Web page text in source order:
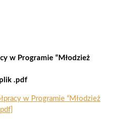
w Programie “Młodzież
.pdf
w Programie “Młodzież